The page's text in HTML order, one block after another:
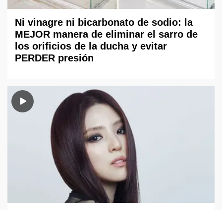
Ni vinagre ni bicarbonato de sodio: la
MEJOR manera de eliminar el sarro de
los orificios de la ducha y evitar
PERDER presión